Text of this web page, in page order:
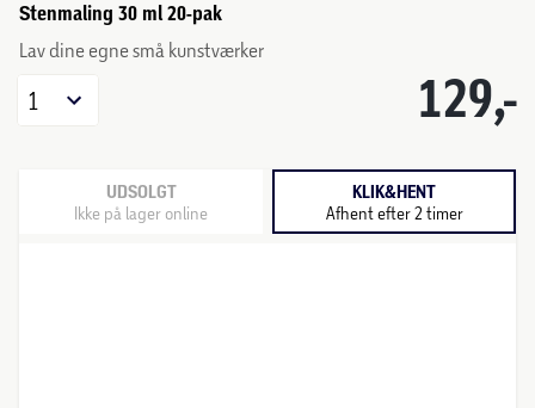
Stenmaling 30 ml 20-pak
Lav dine egne små kunstværker
129,-
1
UDSOLGT
Ikke på lager online
KLIK&HENT
Afhent efter 2 timer